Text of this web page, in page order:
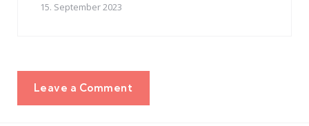
15. September 2023
Leave a Comment